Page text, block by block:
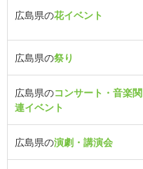
広島県の花イベント
広島県の祭り
広島県のコンサート・音楽関
連イベント
広島県の演劇・講演会